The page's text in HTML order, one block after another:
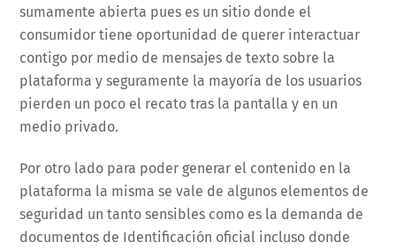
sumamente abierta pues es un sitio donde el
consumidor tiene oportunidad de querer interactuar
contigo por medio de mensajes de texto sobre la
plataforma y seguramente la mayoría de los usuarios
pierden un poco el recato tras la pantalla y en un
medio privado.
Por otro lado para poder generar el contenido en la
plataforma la misma se vale de algunos elementos de
seguridad un tanto sensibles como es la demanda de
documentos de Identificación oficial incluso donde